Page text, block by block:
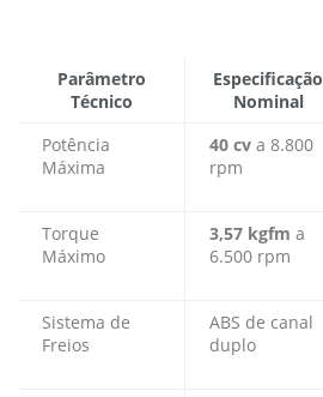
Parâmetro
Técnico
Especificação
Nominal
Potência
Máxima
40 cv a 8.800
rpm
Torque
Máximo
3,57 kgfm a
6.500 rpm
Sistema de
Freios
ABS de canal
duplo